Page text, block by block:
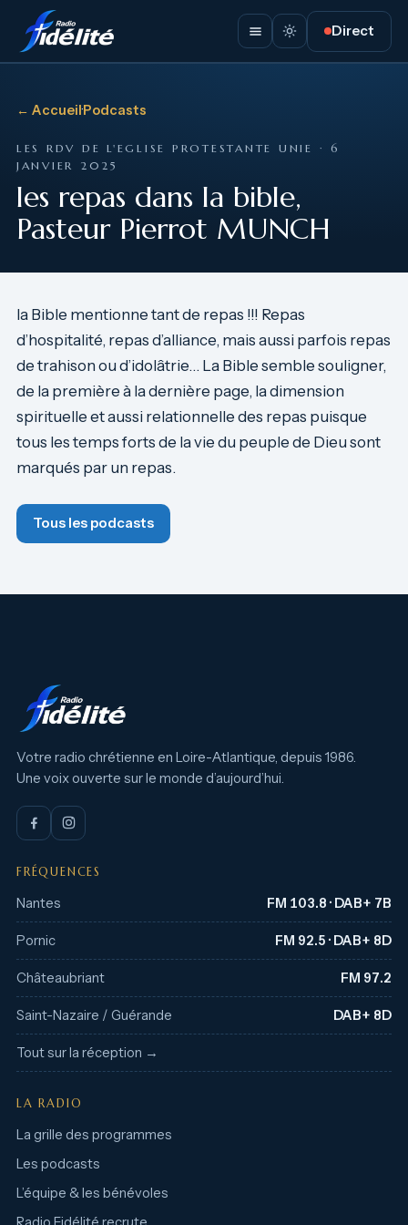
Direct
← Accueil·Podcasts
LES RDV DE L'EGLISE PROTESTANTE UNIE · 6
JANVIER 2025
les repas dans la bible,
Pasteur Pierrot MUNCH
la Bible mentionne tant de repas !!! Repas
d’hospitalité, repas d’alliance, mais aussi parfois repas
de trahison ou d’idolâtrie… La Bible semble souligner,
de la première à la dernière page, la dimension
spirituelle et aussi relationnelle des repas puisque
tous les temps forts de la vie du peuple de Dieu sont
marqués par un repas.
Tous les podcasts
Votre radio chrétienne en Loire-Atlantique, depuis 1986.
Une voix ouverte sur le monde d’aujourd’hui.
FRÉQUENCES
Nantes FM 103.8 · DAB+ 7B
Pornic FM 92.5 · DAB+ 8D
Châteaubriant FM 97.2
Saint-Nazaire / Guérande DAB+ 8D
Tout sur la réception →
LA RADIO
La grille des programmes
Les podcasts
L’équipe & les bénévoles